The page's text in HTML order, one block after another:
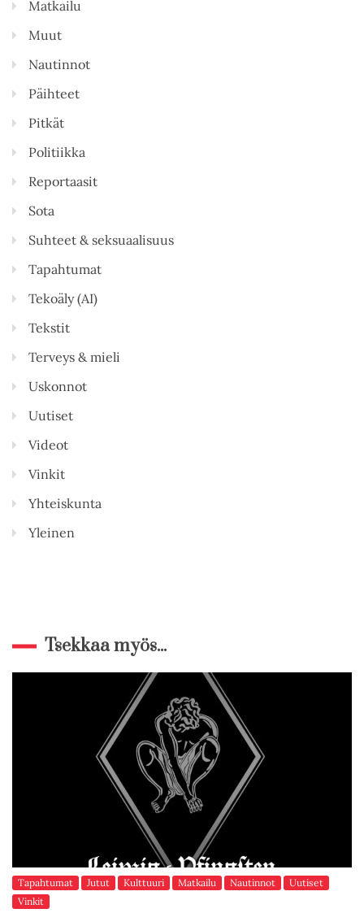
Matkailu
Muut
Nautinnot
Päihteet
Pitkät
Politiikka
Reportaasit
Sota
Suhteet & seksuaalisuus
Tapahtumat
Tekoäly (AI)
Tekstit
Terveys & mieli
Uskonnot
Uutiset
Videot
Vinkit
Yhteiskunta
Yleinen
Tsekkaa myös...
Tapahtumat Jutut Kulttuuri Matkailu Nautinnot
Uutiset
Vinkit